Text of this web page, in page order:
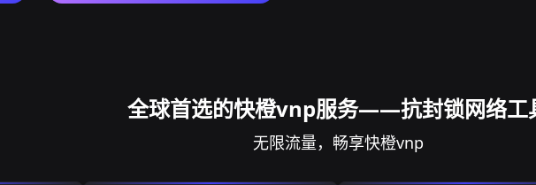
全球首选的快橙vnp服务——抗封锁网络工
无限流量，畅享快橙vnp